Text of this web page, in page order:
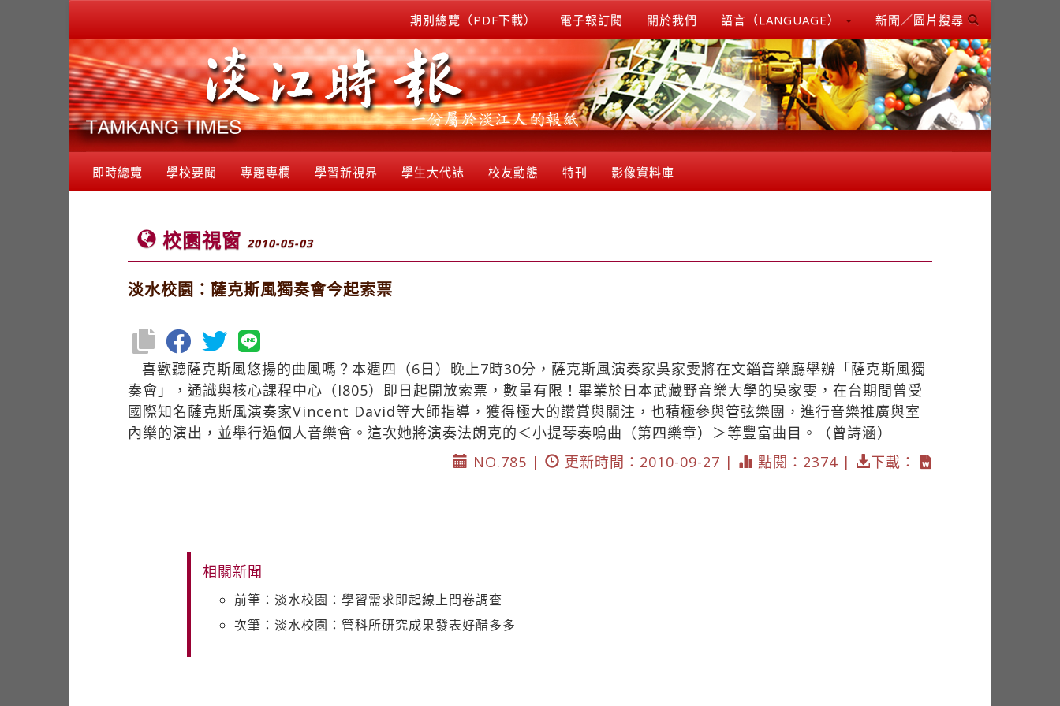
期別總覽（PDF下載） 電子報訂閱 關於我們 語言（LANGUAGE） 新聞／圖片搜尋
即時總覽 學校要聞 專題專欄 學習新視界 學生大代誌 校友動態 特刊 影像資料庫
校園視窗 2010-05-03
淡水校園：薩克斯風獨奏會今起索票
喜歡聽薩克斯風悠揚的曲風嗎？本週四（6日）晚上7時30分，薩克斯風演奏家吳家雯將在文錙音樂廳舉辦「薩克斯風獨
奏會」，通識與核心課程中心（I805）即日起開放索票，數量有限！畢業於日本武藏野音樂大學的吳家雯，在台期間曾受
國際知名薩克斯風演奏家Vincent David等大師指導，獲得極大的讚賞與關注，也積極參與管弦樂團，進行音樂推廣與室
內樂的演出，並舉行過個人音樂會。這次她將演奏法朗克的＜小提琴奏鳴曲（第四樂章）＞等豐富曲目。（曾詩涵）
NO.785 |
更新時間：2010-09-27 | 點閱：2374 | 下載：
相關新聞
前筆：淡水校園：學習需求即起線上問卷調查
次筆：淡水校園：管科所研究成果發表好醋多多